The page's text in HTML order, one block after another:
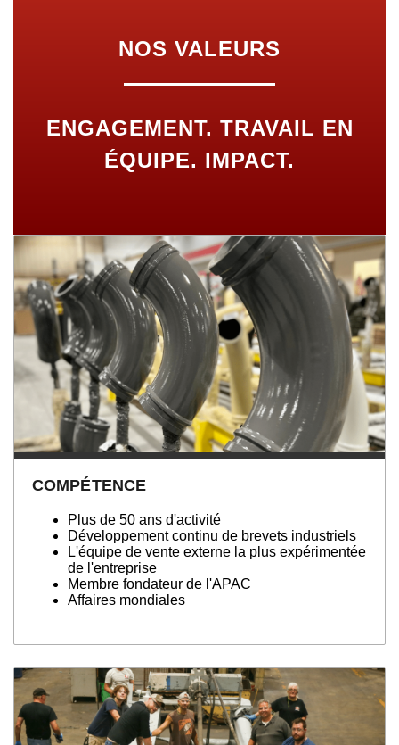
NOS VALEURS
ENGAGEMENT. TRAVAIL EN
ÉQUIPE. IMPACT.
COMPÉTENCE
Plus de 50 ans d'activité
Développement continu de brevets industriels
L'équipe de vente externe la plus expérimentée
de l'entreprise
Membre fondateur de l'APAC
Affaires mondiales